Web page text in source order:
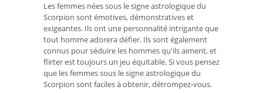
Les femmes nées sous le signe astrologique du
Scorpion sont émotives, démonstratives et
exigeantes. Ils ont une personnalité intrigante que
tout homme adorera défier. Ils sont également
connus pour séduire les hommes qu'ils aiment, et
flirter est toujours un jeu équitable. Si vous pensez
que les femmes sous le signe astrologique du
Scorpion sont faciles à obtenir, détrompez-vous.